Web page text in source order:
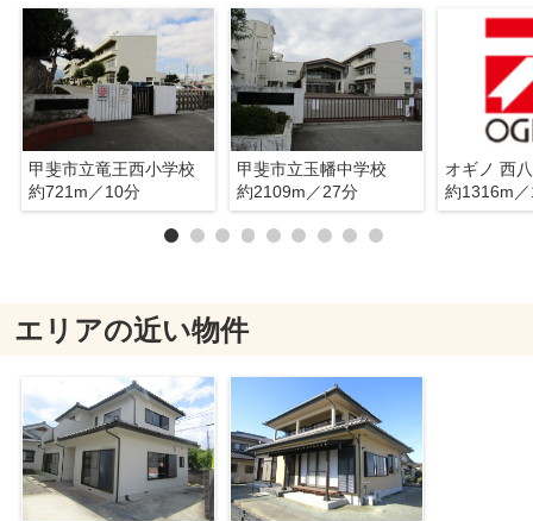
甲斐市立竜王西小学校
約721m／10分
甲斐市立玉幡中学校
約2109m／27分
オギノ 西
約1316m
エリアの近い物件